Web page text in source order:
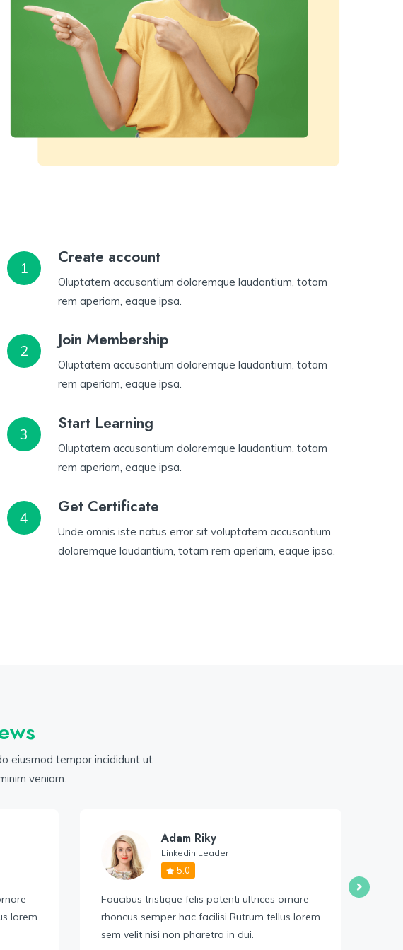
1
Create account
Oluptatem accusantium doloremque laudantium, totam
rem aperiam, eaque ipsa.
2
Join Membership
Oluptatem accusantium doloremque laudantium, totam
rem aperiam, eaque ipsa.
3
Start Learning
Oluptatem accusantium doloremque laudantium, totam
rem aperiam, eaque ipsa.
4
Get Certificate
Unde omnis iste natus error sit voluptatem accusantium
doloremque laudantium, totam rem aperiam, eaque ipsa.
eiusmod tempor incididunt ut
veniam.
lorem
Adam Riky
Linkedin Leader
5.0
Faucibus tristique felis potenti ultrices ornare
rhoncus semper hac facilisi Rutrum tellus lorem
sem velit nisi non pharetra in dui.